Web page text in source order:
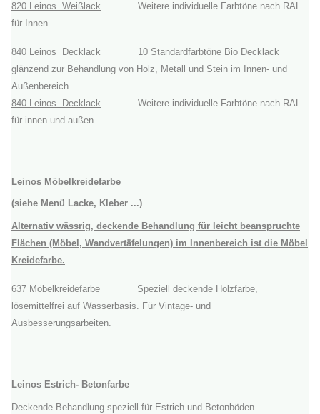
820 Leinos Weißlack Weitere individuelle Farbtöne nach RAL
für Innen
840 Leinos Decklack 10 Standardfarbtöne Bio Decklack
glänzend zur Behandlung von Holz, Metall und Stein im Innen- und
Außenbereich.
840 Leinos Decklack Weitere individuelle Farbtöne nach RAL
für innen und außen
Leinos Möbelkreidefarbe
(siehe Menü Lacke, Kleber ...)
Alternativ wässrig, deckende Behandlung für leicht beanspruchte
Flächen (Möbel, Wandvertäfelungen) im Innenbereich ist die Möbel
Kreidefarbe.
637 Möbelkreidefarbe Speziell deckende Holzfarbe,
lösemittelfrei auf Wasserbasis. Für Vintage- und
Ausbesserungsarbeiten.
Leinos Estrich- Betonfarbe
Deckende Behandlung speziell für Estrich und Betonböden